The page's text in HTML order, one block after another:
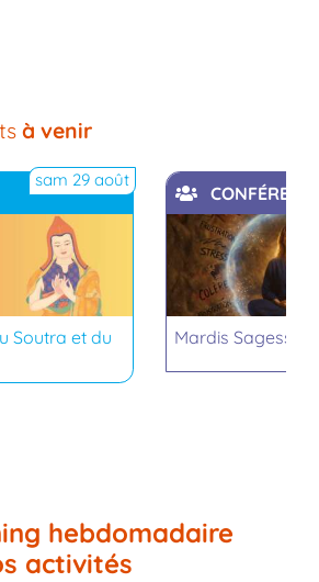
à venir
sam 29 août
Soutra et du
Mardis Sagesse
hebdomadaire
activités